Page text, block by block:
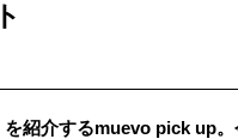
#HR/HM #女性シンガー
を紹介するmuevo pick up